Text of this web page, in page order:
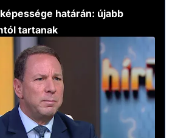
határán: újabb
tartanak